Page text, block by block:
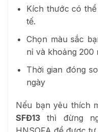
Kích thước có
tế.
Chọn màu sắc
nỉ và khoảng 200
Thời gian đóng
ngày
Nếu bạn yêu thích
SFĐ13 thì đừng